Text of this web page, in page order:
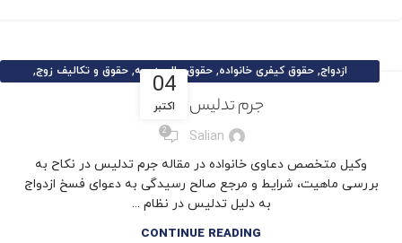
04
اکتبر
ازدواج,حقوق کیفری خانواده,حقوق مالی زوجه,حقوق و تکالیف زوج,
, مقالات حقوق خانواده
نکات حقوقی و کیفری, وکیل تخصصی خانوادهجرم تدلیس در نکاح
Salian
2
وکیل متخصص دعاوی خانواده در مقاله جرم تدلیس در نکاح به
بررسی ماهیت، شرایط و مرجع صالح رسیدگی به دعوای فسخ ازدواج
به دلیل تدلیس در نظام ...
CONTINUE READING